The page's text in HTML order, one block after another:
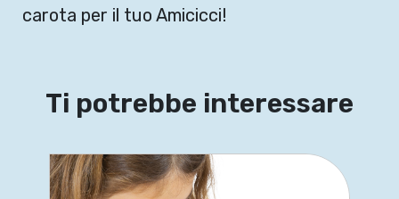
carota per il tuo Amicicci!
Ti potrebbe interessare